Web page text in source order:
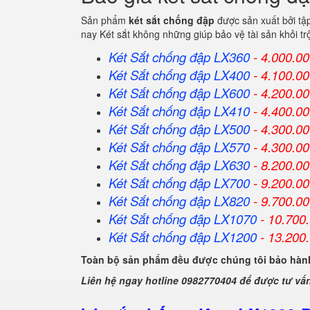
Sản phẩm két sắt chống đập được sản xuất bởi
nay Két sắt không những giúp bảo vệ tài sản khỏi
Két Sắt chống đập LX360-
Két Sắtchống đậpLX400-
Két Sắtchống đậpLX600-
Két Sắtchống đậpLX410-
Két Sắtchống đậpLX500-
Két Sắtchống đậpLX570-
Két Sắtchống đậpLX630-
Két Sắtchống đậpLX700-
Két Sắtchống đậpLX820-
Két Sắtchống đậpLX1070-
Két Sắtchống đậpLX1200-
Toàn bộ sản phẩm đều được chúng tôi bảo
Liên hệ ngay hotline 0982770404 để được tư